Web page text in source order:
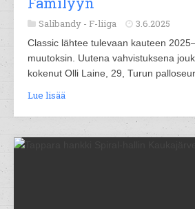
Salibandy - F-liiga 3.6.2025
Classic lähtee tulevaan kauteen
muutoksin. Uutena vahvistuksena
kokenut Olli Laine, 29, Turun
Lue lisää